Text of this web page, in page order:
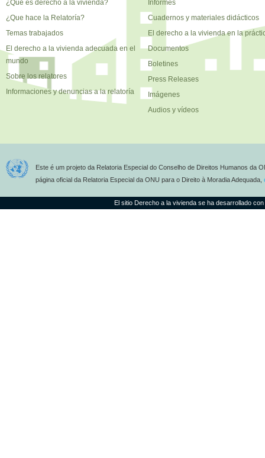
¿Qué es derecho a la vivienda?
¿Que hace la Relatoría?
Temas trabajados
El derecho a la vivienda adecuada en el
mundo
Sobre los relatores
Informaciones y denuncias a la relatoría
Informes
Cuadernos y materiales didácticos
El derecho a la vivienda en la
Documentos
Boletines
Press Releases
Imágenes
Audios y vídeos
Este é um projeto da Relatoria Especial do Conselho de Direitos Humanos da
página oficial da Relatoria Especial da ONU para o Direito à Moradia Adequada,
El sitio Derecho a la vivienda se ha desarrollado